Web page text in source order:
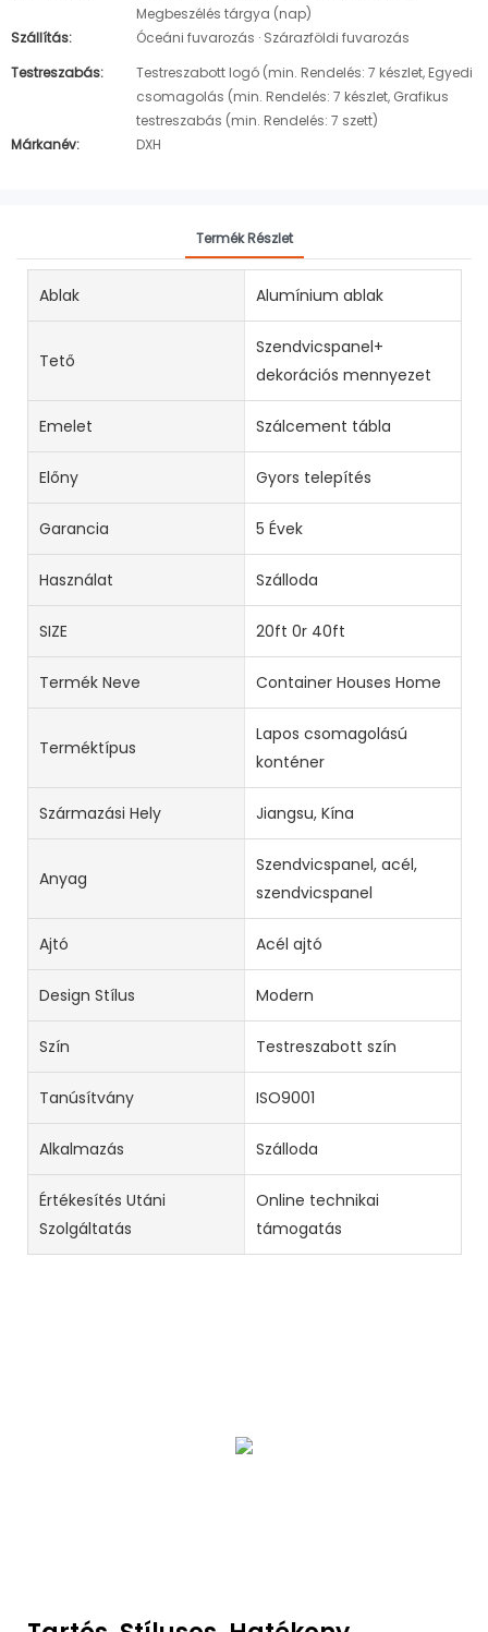
Megbeszélés tárgya (nap)
Szállítás:
Óceáni fuvarozás · Szárazföldi fuvarozás
Testreszabás:
Testreszabott logó (min. Rendelés: 7 készlet, Egyedi
csomagolás (min. Rendelés: 7 készlet, Grafikus
testreszabás (min. Rendelés: 7 szett)
Márkanév:
DXH
Termék Részlet
Ablak Alumínium ablak
Tető
Szendvicspanel+
dekorációs mennyezet
Emelet Szálcement tábla
Előny Gyors telepítés
Garancia 5 Évek
Használat Szálloda
SIZE 20ft 0r 40ft
Termék Neve Container Houses Home
Terméktípus
Lapos csomagolású
konténer
Származási Hely Jiangsu, Kína
Anyag
Szendvicspanel, acél,
szendvicspanel
Ajtó Acél ajtó
Design Stílus Modern
Szín Testreszabott szín
Tanúsítvány ISO9001
Alkalmazás Szálloda
Értékesítés Utáni
Szolgáltatás
Online technikai
támogatás